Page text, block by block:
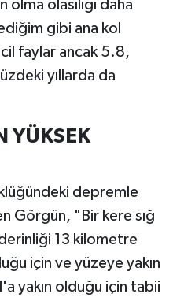
olasılığı daha
gibi ana kol
faylar ancak 5.8,
yıllarda da
YÜKSEK
depremle
Görgün, "Bir kere sığ
13 kilometre
için ve yüzeye yakın
yakın olduğu için tabii